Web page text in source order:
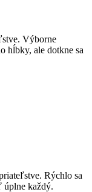
Výborne
hĺbky, ale dotkne sa
Rýchlo sa
úplne každý.